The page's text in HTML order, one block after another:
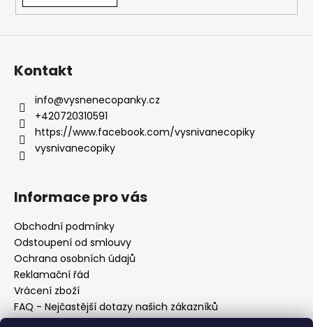
n
a
í
?
D
o
p
o
r
u
Kontakt
info@vysnenecopanky.cz
+420720310591
https://www.facebook.com/vysnivanecopiky
vysnivanecopiky
Informace pro vás
Obchodní podmínky
Odstoupení od smlouvy
Ochrana osobních údajů
Reklamační řád
Vrácení zboží
FAQ - Nejčastější dotazy našich zákazníků